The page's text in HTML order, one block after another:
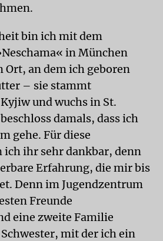
bin ich mit dem
in München
Ort, an dem ich geboren
– sie stammt
und wuchs in St.
damals, dass ich
gehe. Für diese
ich ihr sehr dankbar, denn
Erfahrung, die mir bis
Denn im Jugendzentrum
Freunde
eine zweite Familie
mit der ich ein